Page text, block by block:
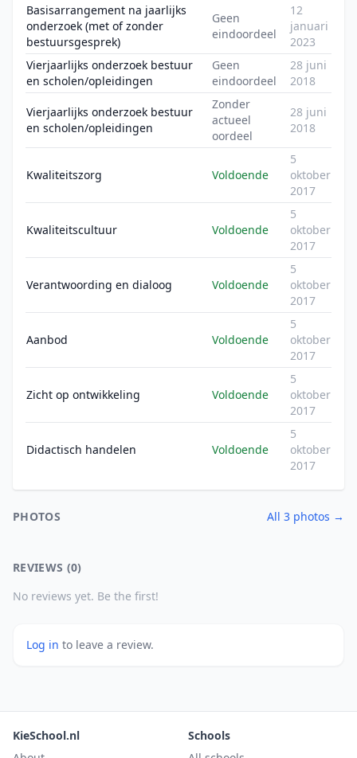
Basisarrangement na jaarlijks
onderzoek (met of zonder
bestuursgesprek)
Geen
eindoordeel
12
januari
2023
Vierjaarlijks onderzoek bestuur
en scholen/opleidingen
Geen
eindoordeel
28 juni
2018
Vierjaarlijks onderzoek bestuur
en scholen/opleidingen
Zonder
actueel
oordeel
28 juni
2018
Kwaliteitszorg Voldoende
5
oktober
2017
Kwaliteitscultuur Voldoende
5
oktober
2017
Verantwoording en dialoog Voldoende
5
oktober
2017
Aanbod Voldoende
5
oktober
2017
Zicht op ontwikkeling Voldoende
5
oktober
2017
Didactisch handelen Voldoende
5
oktober
2017
PHOTOS All 3 photos →
REVIEWS (0)
No reviews yet. Be the first!
Log in to leave a review.
KieSchool.nl
Schools